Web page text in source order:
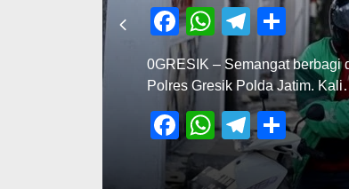
Facebook
WhatsApp
BOJONEGORO – Polres
air bersih kepada masyarakat
Facebook
WhatsApp